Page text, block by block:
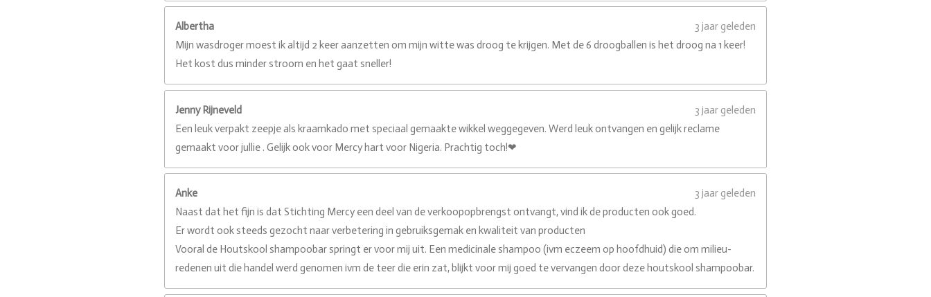
Albertha
3 jaar geleden
Mijn wasdroger moest ik altijd 2 keer aanzetten om mijn witte was droog te krijgen. Met de 6 droogballen is het droog na 1 keer!
Het kost dus minder stroom en het gaat sneller!
Jenny Rijneveld
3 jaar geleden
Een leuk verpakt zeepje als kraamkado met speciaal gemaakte wikkel weggegeven. Werd leuk ontvangen en gelijk reclame
gemaakt voor jullie . Gelijk ook voor Mercy hart voor Nigeria. Prachtig toch!❤
Anke
3 jaar geleden
Naast dat het fijn is dat Stichting Mercy een deel van de verkoopopbrengst ontvangt, vind ik de producten ook goed.
Er wordt ook steeds gezocht naar verbetering in gebruiksgemak en kwaliteit van producten
Vooral de Houtskool shampoobar springt er voor mij uit. Een medicinale shampoo (ivm eczeem op hoofdhuid) die om milieu-
redenen uit die handel werd genomen ivm de teer die erin zat, blijkt voor mij goed te vervangen door deze houtskool shampoobar.